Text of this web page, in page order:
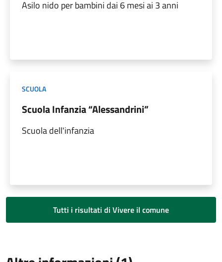
Asilo nido per bambini dai 6 mesi ai 3 anni
SCUOLA
Scuola Infanzia “Alessandrini”
Scuola dell'infanzia
Tutti i risultati di Vivere il comune